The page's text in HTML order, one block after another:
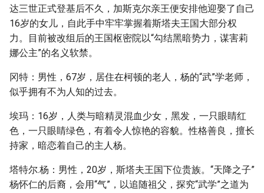
达三世正式登基后不久，加斯克尔亲王便安排他迎娶了自己
16岁的女儿，自此手中牢牢掌握着斯塔夫王国大部分权
力。目前被改组后的王国枢密院以“勾结黑暗势力，谋害莉
娜公主”的名义软禁。
冈特：男性，67岁，居住在柯顿的老人，杨的“武”学老师，
似乎拥有不为人知的过去。
埃玛：16岁，人类与暗精灵混血少女，黑发，一只眼睛红
色，一只眼睛绿色，有着令人惊艳的容貌。性格善良，擅长
持家，暗恋着自己的主人杨。
塔特尔.杨：男性，20岁，斯塔夫王国下位贵族。“天降之子”
杨怀仁的后裔，会用“气”，以追随祖父，探究“武学”之道为